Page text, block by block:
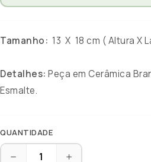
Tamanho: 13 X 18 cm ( Altura X
Detalhes: Peça em Cerâmica
Esmalte.
QUANTIDADE